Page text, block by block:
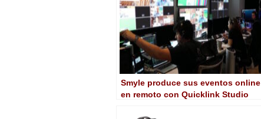
Smyle produce sus eventos online
en remoto con Quicklink Studio